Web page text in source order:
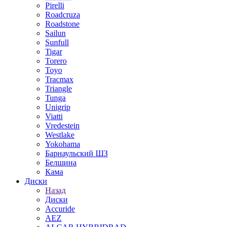
Pirelli
Roadcruza
Roadstone
Sailun
Sunfull
Tigar
Torero
Toyo
Tracmax
Triangle
Tunga
Unigrip
Viatti
Vredestein
Westlake
Yokohama
Барнаульский ШЗ
Белшина
Кама
Диски
Назад
Диски
Accuride
AEZ